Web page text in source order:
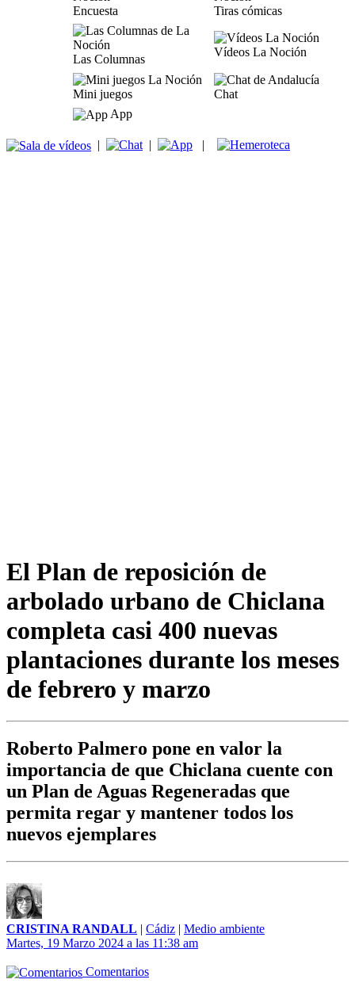
Encuesta Tiras cómicas
Las Columnas
Vídeos La Noción
Mini juegos
Chat
App
| | |
El Plan de reposición de
arbolado urbano de Chiclana
completa casi 400 nuevas
plantaciones durante los meses
de febrero y marzo
Roberto Palmero pone en valor la
importancia de que Chiclana cuente con
un Plan de Aguas Regeneradas que
permita regar y mantener todos los
nuevos ejemplares
CRISTINA RANDALL | Cádiz | Medio ambiente
Martes, 19 Marzo 2024 a las 11:38 am
Comentarios